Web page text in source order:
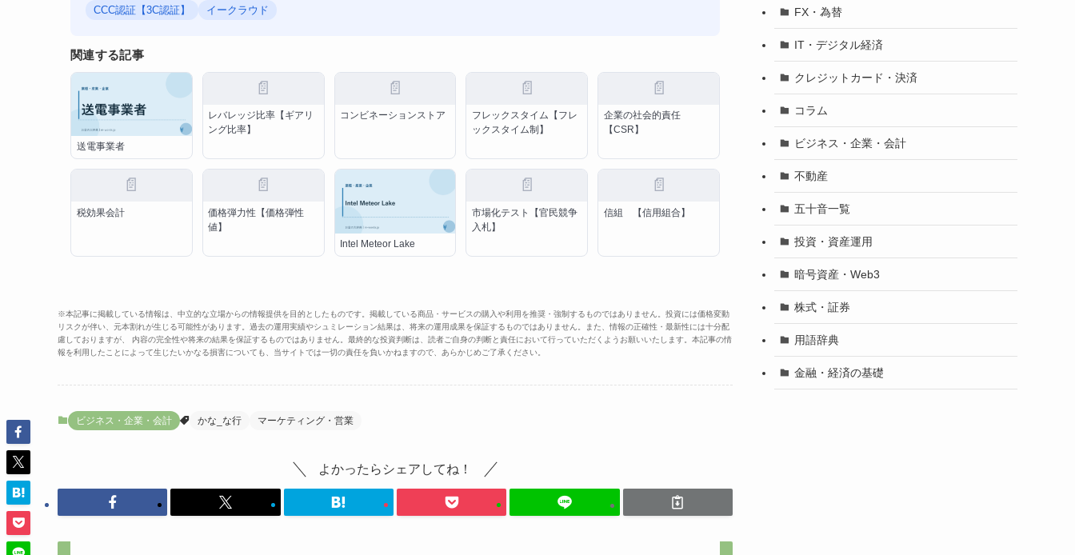
CCC認証【3C認証】 イークラウド
関連する記事
送電事業者
📄
レバレッジ比率【ギアリ
ング比率】
📄
コンビネーションストア
📄
フレックスタイム【フレ
ックスタイム制】
📄
企業の社会的責任
【CSR】
📄
税効果会計
📄
価格弾力性【価格弾性
値】
Intel Meteor Lake
📄
市場化テスト【官民競争
入札】
📄
信組 【信用組合】
※本記事に掲載している情報は、中立的な立場からの情報提供を目的としたものです。掲載している商品・サービスの購入や利用を推奨・強制するものではありません。投資には価格変動
リスクが伴い、元本割れが生じる可能性があります。過去の運用実績やシュミレーション結果は、将来の運用成果を保証するものではありません。また、情報の正確性・最新性には十分配
慮しておりますが、 内容の完全性や将来の結果を保証するものではありません。最終的な投資判断は、読者ご自身の判断と責任において行っていただくようお願いいたします。本記事の情
報を利用したことによって生じたいかなる損害についても、当サイトでは一切の責任を負いかねますので、あらかじめご了承ください。
ビジネス・企業・会計 かな_な行 マーケティング・営業
よかったらシェアしてね！
FX・為替
IT・デジタル経済
クレジットカード・決済
コラム
ビジネス・企業・会計
不動産
五十音一覧
投資・資産運用
暗号資産・Web3
株式・証券
用語辞典
金融・経済の基礎